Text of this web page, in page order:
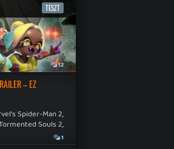
TESZT
12
– EZ
Spider-Man 2,
Souls 2,
Within.
1